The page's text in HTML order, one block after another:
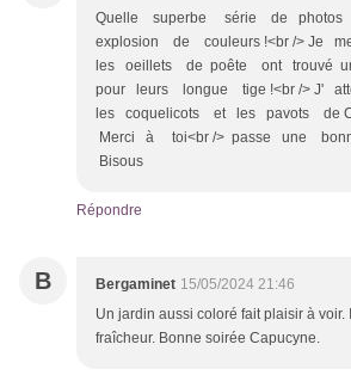
Quelle superbe série de photos
explosion de couleurs !<br /> Je
les oeillets de poête ont trouvé
pour leurs longue tige !<br /> J'
les coquelicots et les pavots de
Merci à toi<br /> passe une
Bisous
Répondre
B Bergaminet 15/05/2024 21:46
Un jardin aussi coloré fait plaisir à voir.
fraîcheur. Bonne soirée Capucyne.